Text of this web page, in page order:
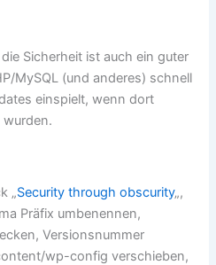
Sicherheit ist auch ein guter
MySQL (und anderes) schnell
einspielt, wenn dort
„Security through obscurity„,
Präfix umbenennen,
Versionsnummer
wp-config verschieben,